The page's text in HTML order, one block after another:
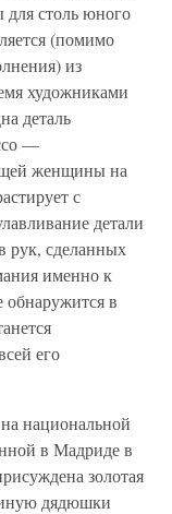
для столь юного
(помимо
из
художниками
деталь
—
женщины на
с
детали
рук, сделанных
именно к
обнаружится в
его
национальной
в Мадриде в
золотая
дядюшки